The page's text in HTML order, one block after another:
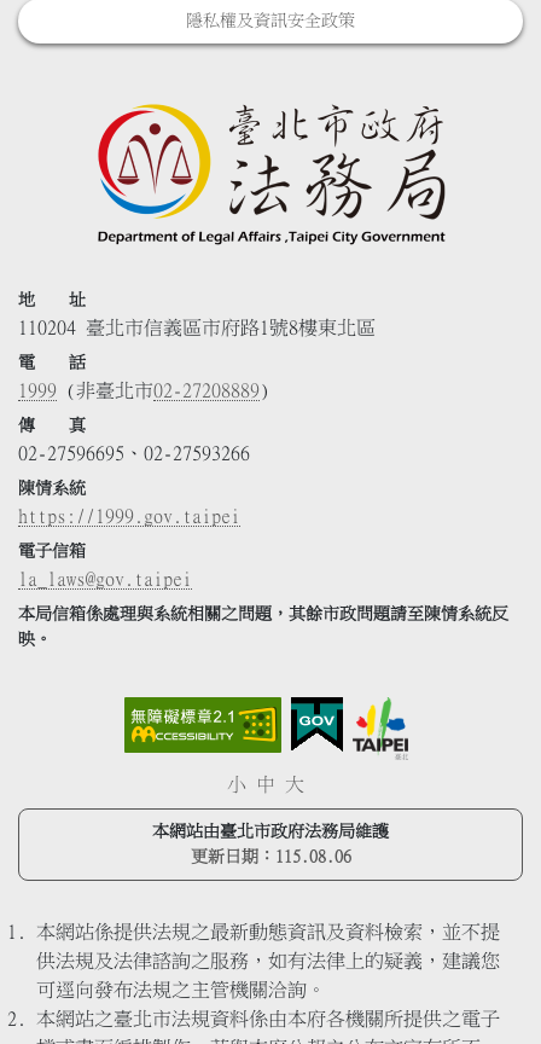
隱私權及資訊安全政策
地 址
110204 臺北市信義區市府路1號8樓東北區
電 話
1999 (非臺北市02-27208889)
傳 真
02-27596695、02-27593266
陳情系統
https://1999.gov.taipei
電子信箱
la_laws@gov.taipei
本局信箱係處理與系統相關之問題，其餘市政問題請至陳情系統反
映。
小 中 大
本網站由臺北市政府法務局維護
更新日期： 115.08.06
本網站係提供法規之最新動態資訊及資料檢索，並不提
供法規及法律諮詢之服務，如有法律上的疑義，建議您
可逕向發布法規之主管機關洽詢。
本網站之臺北市法規資料係由本府各機關所提供之電子